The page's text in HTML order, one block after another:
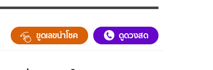
ความรู้รอบตัว
ฮาวทู
ขูดเลขนำโชค ดูดวงสด